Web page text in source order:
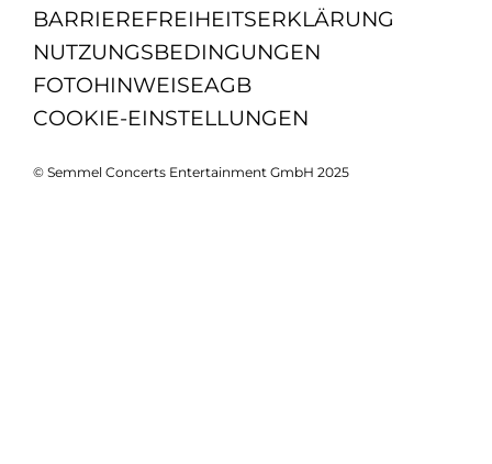
BARRIEREFREIHEITSERKLÄRUNG
NUTZUNGSBEDINGUNGEN
FOTOHINWEISEAGB
COOKIE-EINSTELLUNGEN
© Semmel Concerts Entertainment GmbH 2025